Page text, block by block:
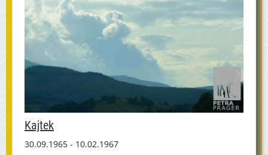
Kajtek
30.09.1965 - 10.02.1967